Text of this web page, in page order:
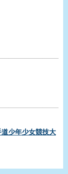
少年少女競技大